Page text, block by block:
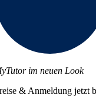
im neuen Look
& Anmeldung jetzt